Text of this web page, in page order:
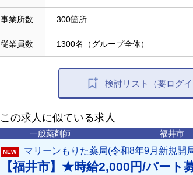
事業所数 300箇所
従業員数 1300名（グループ全体）
検討リスト（要ログイ
この求人に似ている求人
一般薬剤師 福井市
NEW マリーンもりた薬局(令和8年9月新規開
【福井市】★時給2,000円/パー